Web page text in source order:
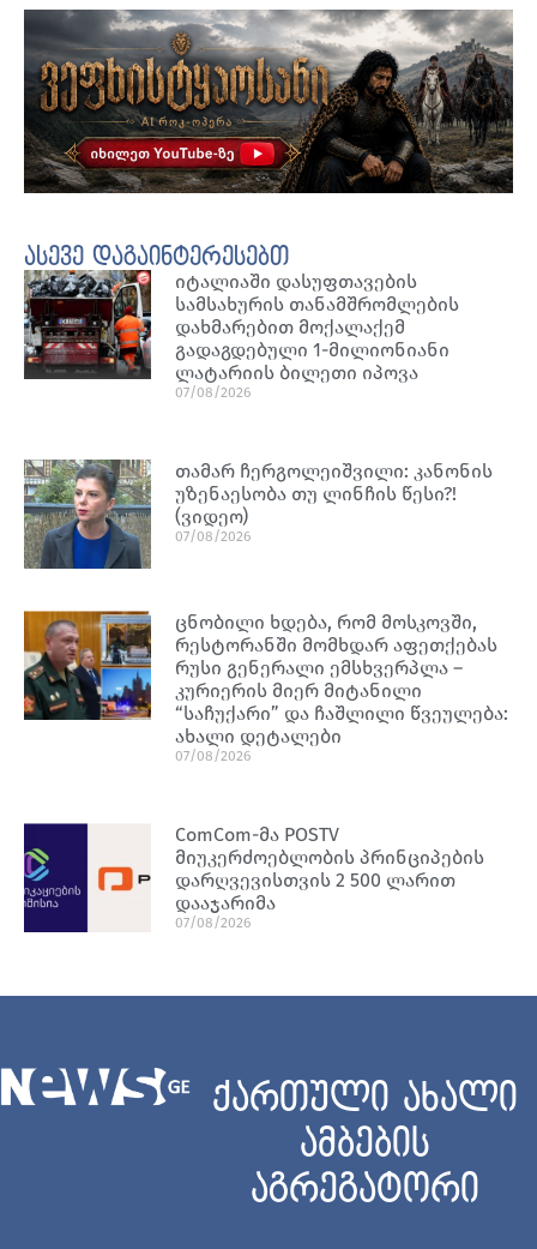
ასევე დაგაინტერესებთ
იტალიაში დასუფთავების
სამსახურის თანამშრომლების
დახმარებით მოქალაქემ
გადაგდებული 1-მილიონიანი
ლატარიის ბილეთი იპოვა
07/08/2026
თამარ ჩერგოლეიშვილი: კანონის
უზენაესობა თუ ლინჩის წესი?!
(ვიდეო)
07/08/2026
ცნობილი ხდება, რომ მოსკოვში,
რესტორანში მომხდარ აფეთქებას
რუსი გენერალი ემსხვერპლა –
კურიერის მიერ მიტანილი
“საჩუქარი” და ჩაშლილი წვეულება:
ახალი დეტალები
07/08/2026
ComCom-მა POSTV
მიუკერძოებლობის პრინციპების
დარღვევისთვის 2 500 ლარით
დააჯარიმა
07/08/2026
ქართული ახალი
ამბების
აგრეგატორი